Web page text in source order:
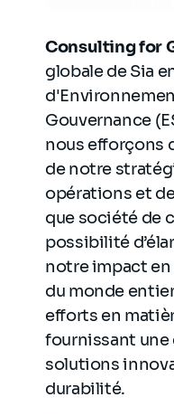
Consulting for
globale de Sia
Gouvernance
nous efforçons
de notre
opérations et
que société de
possibilité
notre impact
du monde
efforts en
fournissant une
solutions
durabilité.